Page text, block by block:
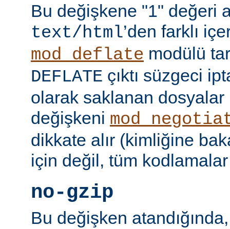
Bu değişkene "1" değeri
text/html’den farklı
mod_deflate modülü
DEFLATE çıktı süzgeci
olarak saklanan dosyalar
değişkeni
dikkate alır (kimliğine
için değil, tüm
no-gzip
Bu değişken